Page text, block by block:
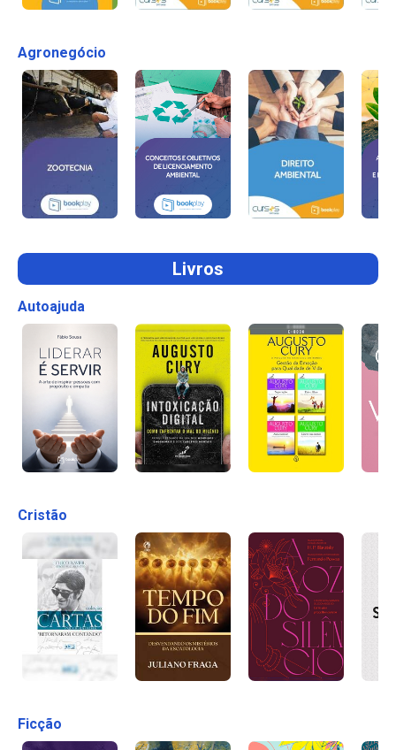
Agronegócio
Livros
Autoajuda
Cristão
Ficção